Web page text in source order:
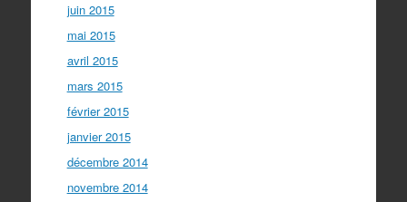
juin 2015
mai 2015
avril 2015
mars 2015
février 2015
janvier 2015
décembre 2014
novembre 2014